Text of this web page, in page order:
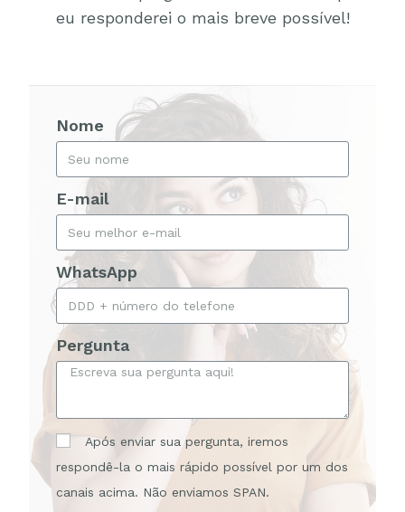
eu responderei o mais breve possível!
Nome
E-mail
WhatsApp
Pergunta
Após enviar sua pergunta, iremos
respondê-la o mais rápido possível por um dos
canais acima. Não enviamos SPAN.